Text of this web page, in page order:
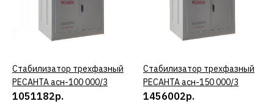
Стабилизатор РЕСАНТА
асн- 500 н/1-ц
8082р.
КУПИТЬ
КУПИТЬ
Стабилизатор трехфазный
РЕСАНТА асн-100 000/3
1051182р.
КУПИТЬ
Стабилизатор трехфазный
РЕСАНТА асн-150 000/3
1456002р.